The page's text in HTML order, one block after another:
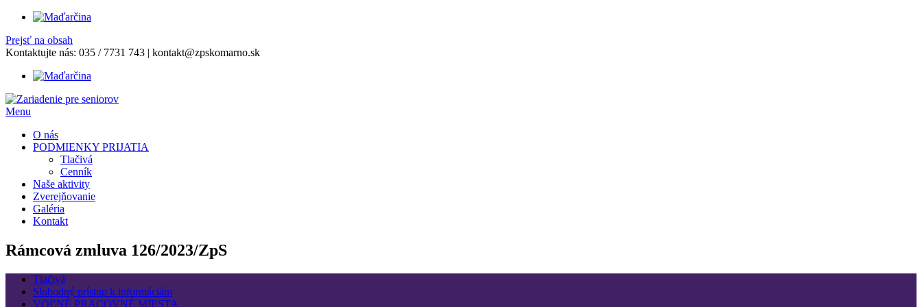
Prejsť na obsah
Kontaktujte nás: 035 / 7731 743 | kontakt@zpskomarno.sk
Menu
O nás
PODMIENKY PRIJATIA
Tlačivá
Cenník
Naše aktivity
Zverejňovanie
Galéria
Kontakt
Rámcová zmluva 126/2023/ZpS
Tlačivá
Slobodný prístup k informáciám
VOĽNÉ PRACOVNÉ MIESTA